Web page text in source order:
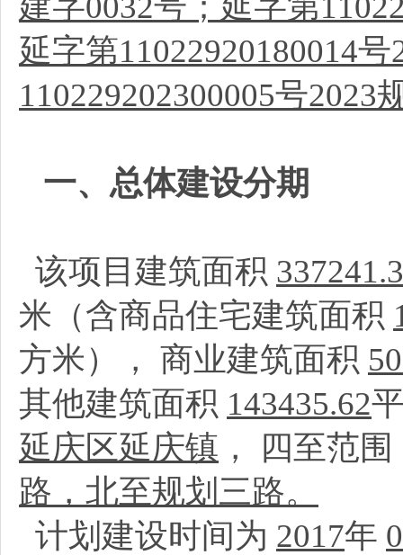
延字第11022920180014
110229202300005号2023
一、总体建设分期
该项目建筑面积
米（含商品住宅建筑面积
方米）， 商业建筑面积
其他建筑面积 143435.62
延庆区延庆镇 ， 四至范
路，北至规划三路。
计划建设时间为 2017年